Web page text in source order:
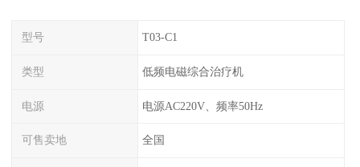
型号 T03-C1
类型 低频电磁综合治疗机
电源 电源AC220V、频率50Hz
可售卖地 全国